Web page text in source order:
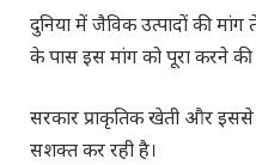
दुनिया में जैविक उत्पादों की मांग
के पास इस मांग को पूरा करने की
सरकार प्राकृतिक खेती और इससे
सशक्त कर रही है।